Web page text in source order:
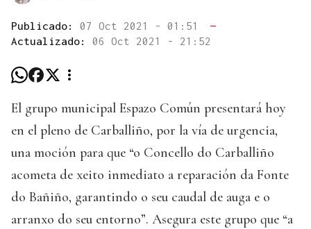
Publicado: 07 Oct 2021 - 01:51
—
Actualizado: 06 Oct 2021 - 21:52
El grupo municipal Espazo Común presentará hoy
en el pleno de Carballiño, por la vía de urgencia,
una moción para que “o Concello do Carballiño
acometa de xeito inmediato a reparación da Fonte
do Bañiño, garantindo o seu caudal de auga e o
arranxo do seu entorno”. Asegura este grupo que “a